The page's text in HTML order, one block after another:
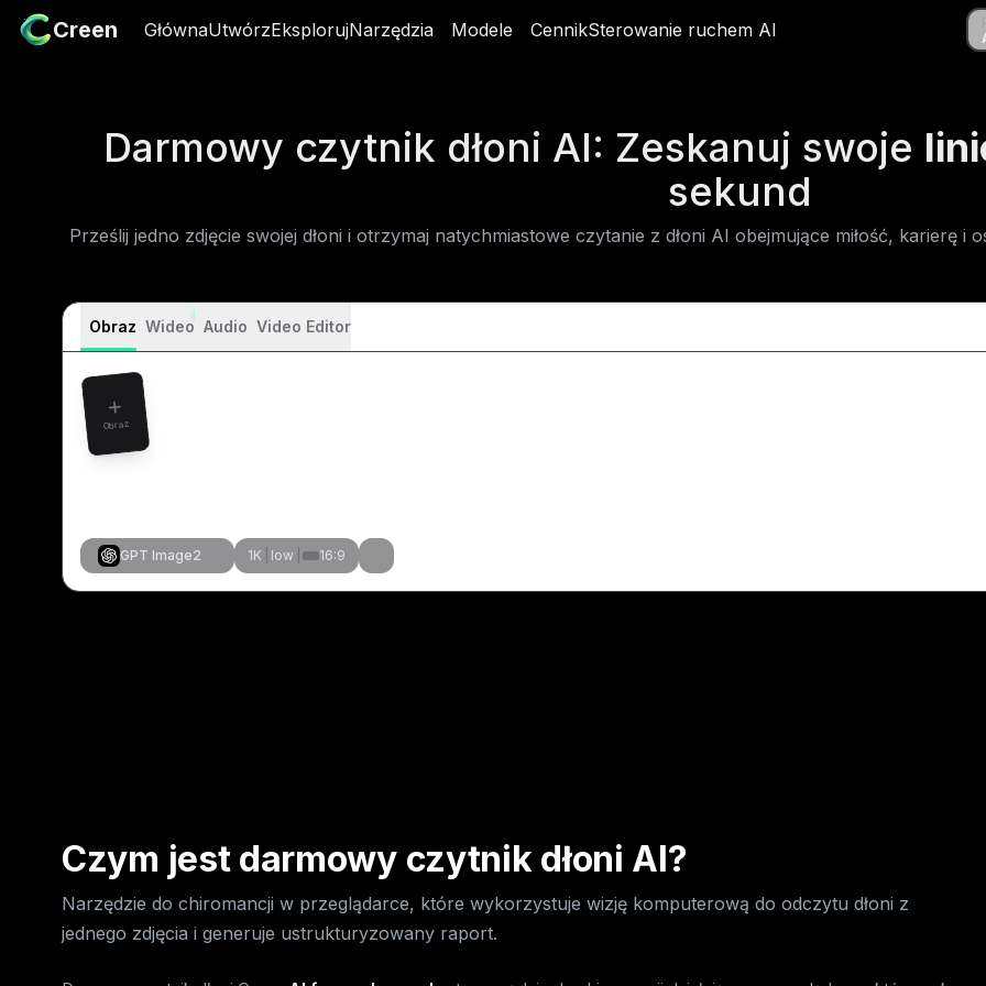
Creen GłównaUtwórzEksplorujNarzędzia Modele CennikSterowanie ruchem AI
Creen GłównaUtwórzEksplorujNarzędzia Modele CennikSterowanie ruchem AI
Darmowy czytnik dłoni AI: Zeskanuj swoje
sekund
Prześlij jedno zdjęcie swojej dłoni i otrzymaj natychmiastowe czytanie z dłoni AI obejmujące miłość, karierę
Obraz Wideo Audio Video Editor
Obraz
GPT Image2 1K low 16:9
Czym jest darmowy czytnik dłoni AI?
Narzędzie do chiromancji w przeglądarce, które wykorzystuje wizję komputerową do odczytu dłoni z
jednego zdjęcia i generuje ustrukturyzowany raport.